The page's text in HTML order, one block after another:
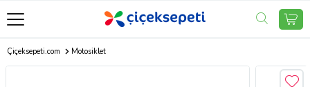
Çiçeksepeti.com Motosiklet